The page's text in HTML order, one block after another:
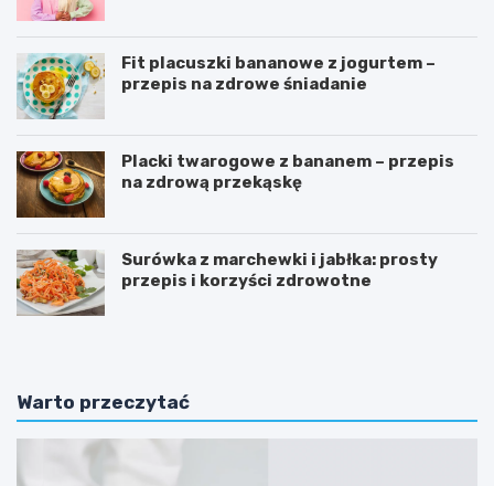
Fit placuszki bananowe z jogurtem –
przepis na zdrowe śniadanie
Placki twarogowe z bananem – przepis
na zdrową przekąskę
Surówka z marchewki i jabłka: prosty
przepis i korzyści zdrowotne
Warto przeczytać